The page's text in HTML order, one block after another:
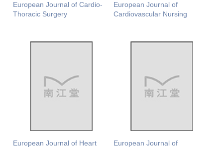
European Journal of Cardio-
Thoracic Surgery
European Journal of
Cardiovascular Nursing
European Journal of Heart
European Journal of